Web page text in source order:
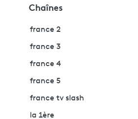
Chaînes
france 2
france 3
france 4
france 5
france tv slash
la 1ère